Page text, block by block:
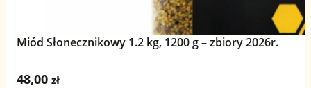
Miód Słonecznikowy 1.2 kg, 1200 g – zbiory 2026r.
48,00zł